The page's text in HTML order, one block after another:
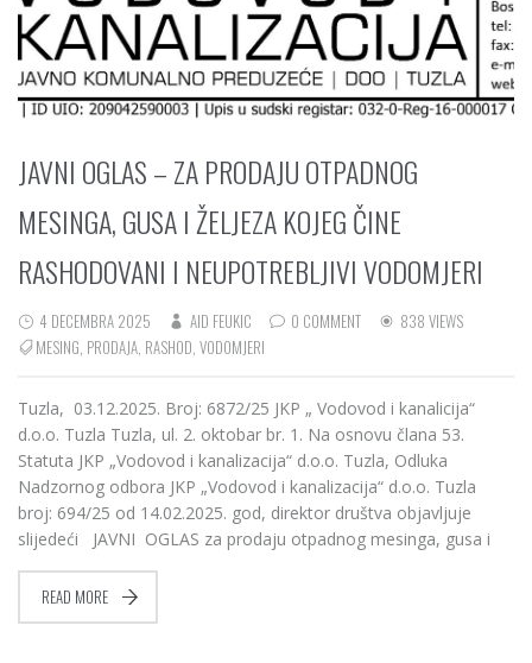
JAVNI OGLAS – ZA PRODAJU OTPADNOG
MESINGA, GUSA I ŽELJEZA KOJEG ČINE
RASHODOVANI I NEUPOTREBLJIVI VODOMJERI
4 DECEMBRA 2025 AID FEUKIC 0 COMMENT
838 VIEWS
MESING, PRODAJA, RASHOD, VODOMJERI
Tuzla, 03.12.2025. Broj: 6872/25 JKP „ Vodovod i kanalicija“
d.o.o. Tuzla Tuzla, ul. 2. oktobar br. 1. Na osnovu člana 53.
Statuta JKP „Vodovod i kanalizacija“ d.o.o. Tuzla, Odluka
Nadzornog odbora JKP „Vodovod i kanalizacija“ d.o.o. Tuzla
broj: 694/25 od 14.02.2025. god, direktor društva objavljuje
slijedeći JAVNI OGLAS za prodaju otpadnog mesinga, gusa i
READ MORE